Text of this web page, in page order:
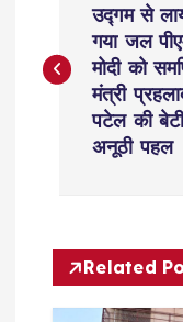
s
a
v
उद्गम से
गया जल
मोदी को
मंत्री
पटेल की
अनूठी पहल
Related